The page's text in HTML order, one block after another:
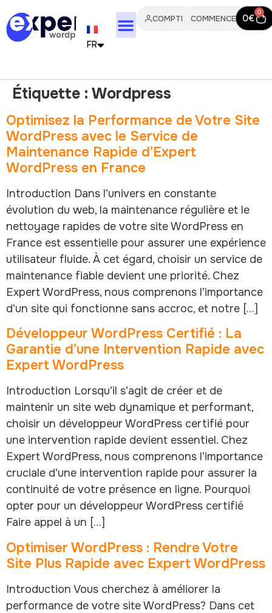
FR
IT
ES
NL
COMPTE COMMENCER 0€ 0
Étiquette : Wordpress
Optimisez la Performance de Votre Site
WordPress avec le Service de
Maintenance Rapide d’Expert
WordPress en France
Introduction Dans l’univers en constante
évolution du web, la maintenance régulière et le
nettoyage rapides de votre site WordPress en
France est essentielle pour assurer une expérience
utilisateur fluide. À cet égard, choisir un service de
maintenance fiable devient une priorité. Chez
Expert WordPress, nous comprenons l’importance
d’un site qui fonctionne sans accroc, et notre […]
Développeur WordPress Certifié : La
Garantie d’une Intervention Rapide avec
Expert WordPress
Introduction Lorsqu’il s’agit de créer et de
maintenir un site web dynamique et performant,
choisir un développeur WordPress certifié pour
une intervention rapide devient essentiel. Chez
Expert WordPress, nous comprenons l’importance
cruciale d’une intervention rapide pour assurer la
continuité de votre présence en ligne. Pourquoi
opter pour un développeur WordPress certifié
Faire appel à un […]
Optimiser WordPress : Rendre Votre
Site Plus Rapide avec Expert WordPress
Introduction Vous cherchez à améliorer la
performance de votre site WordPress? Dans cet